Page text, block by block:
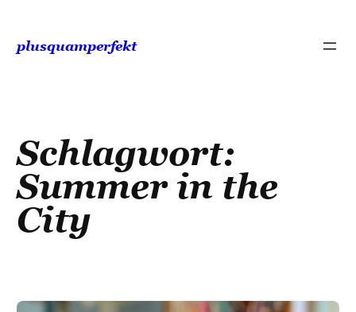
Inhalt
springen
plusquamperfekt
Schlagwort:
Summer in the
City